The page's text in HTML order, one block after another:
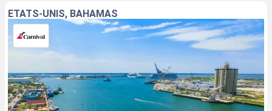
ÉTATS-UNIS, BAHAMAS